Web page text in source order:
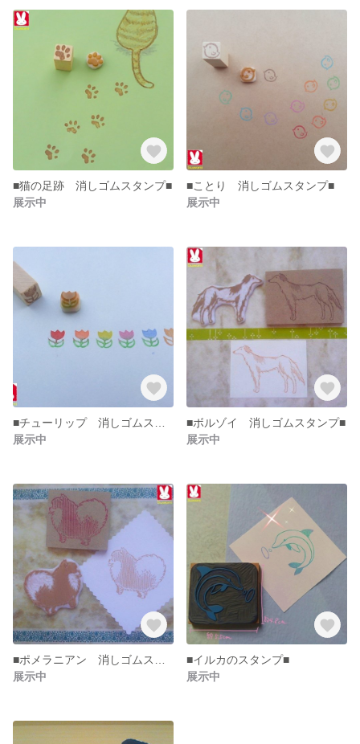
■猫の足跡 消しゴムスタンプ■
展示中
■ことり 消しゴムスタンプ■
展示中
展示中
■ボルゾイ 消しゴムスタンプ■
展示中
展示中
■イルカのスタンプ■
展示中